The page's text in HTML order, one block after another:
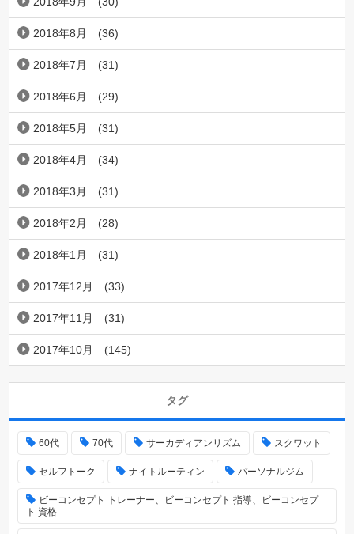
2018年8月 (36)
2018年7月 (31)
2018年6月 (29)
2018年5月 (31)
2018年4月 (34)
2018年3月 (31)
2018年2月 (28)
2018年1月 (31)
2017年12月 (33)
2017年11月 (31)
2017年10月 (145)
タグ
60代 70代 サーカディアンリズム スクワット
セルフトーク ナイトルーティン パーソナルジム
ビーコンセプト トレーナー、ビーコンセプト 指導、ビーコンセプ
ト 資格